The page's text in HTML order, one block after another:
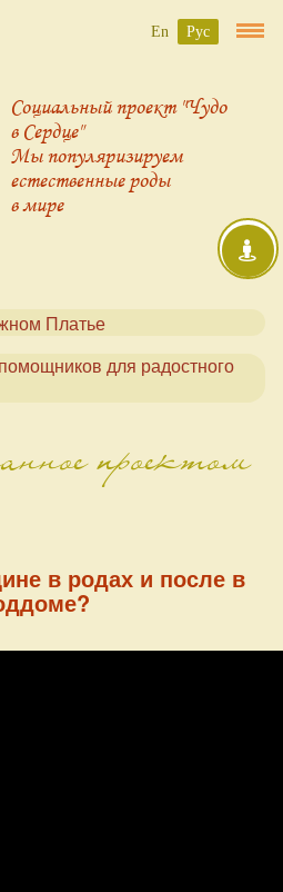
Социальный проект "Чудо
в Сердце"
Мы популяризируем
естественные роды
в мире
проектом
в родах и после в
En Рус